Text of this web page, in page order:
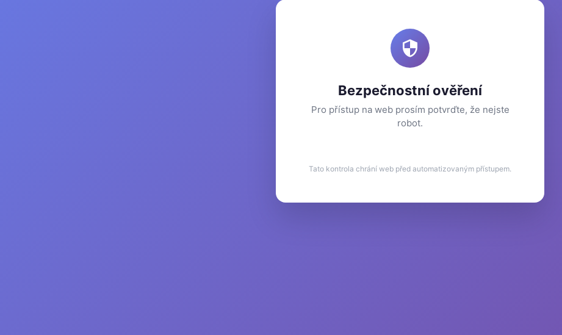
Bezpečnostní ověření
Pro přístup na web prosím potvrďte, že nejste
robot.
Tato kontrola chrání web před automatizovaným přístupem.